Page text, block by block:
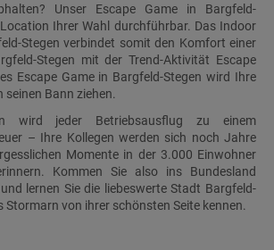
Unser Escape Game in Bargfeld-
Ihrer Wahl durchführbar. Das Indoor
Stegen verbindet somit den Komfort einer
Stegen mit der Trend-Aktivität Escape
Escape Game in Bargfeld-Stegen wird Ihre
Bann ziehen.
wird jeder Betriebsausflug zu einem
– Ihre Kollegen werden sich noch Jahre
Momente in der 3.000 Einwohner
Kommen Sie also ins Bundesland
lernen Sie die liebeswerte Stadt Bargfeld-
Stormarn von ihrer schönsten Seite kennen.